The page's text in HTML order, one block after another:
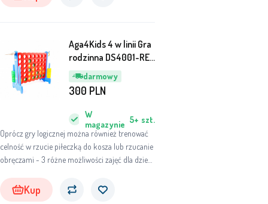
darmowy
Aga4Kids 4 w linii Gra
rodzinna DS4001-RE-
BLU
Oprócz gry logicznej można również trenować
celność w rzucie piłeczką do kosza lub rzucanie
obręczami - 3 różne możliwości zajęć dla dzieci
W
magazynie 5+ szt.
300 PLN
Kup